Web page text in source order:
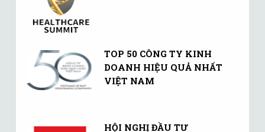
TOP 50 CÔNG TY KINH
DOANH HIỆU QUẢ NHẤT
VIỆT NAM
HỘI NGHỊ ĐẦU TƯ